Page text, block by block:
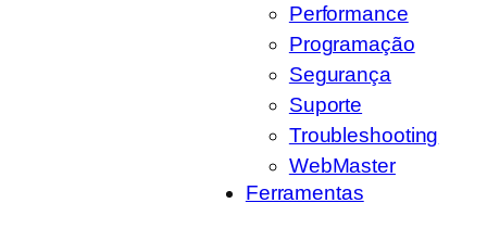
Performance
Programação
Segurança
Suporte
Troubleshooting
WebMaster
Ferramentas